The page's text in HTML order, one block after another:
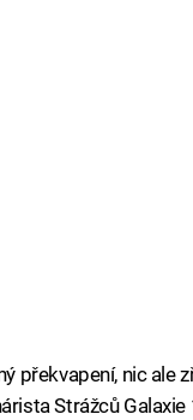
překvapení, nic ale
Strážců